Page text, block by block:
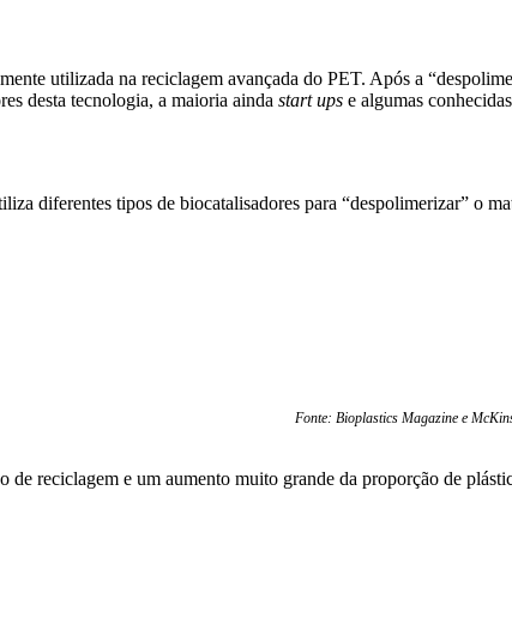
utilizada na reciclagem avançada do PET. Após a
desta tecnologia, a maioria ainda start ups e algumas
diferentes tipos de biocatalisadores para “despolimerizar” o
Fonte: Bioplastics Magazine e
reciclagem e um aumento muito grande da proporção de